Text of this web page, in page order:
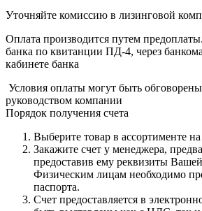
Уточняйте комиссию в лизинговой
Оплата производится путем
банка по квитанции ПД-4, через
кабинете банка
Условия оплаты могут быть
руководством компании
Порядок получения счета
Выберите товар в ассортименте
Закажите счет у менеджера,
предоставив ему реквизиты
Физическим лицам необходимо
паспорта.
Счет предоставляется в